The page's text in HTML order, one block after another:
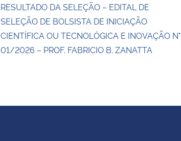
RESULTADO DA SELEÇÃO – EDITAL DE
SELEÇÃO DE BOLSISTA DE INICIAÇÃO
CIENTÍFICA OU TECNOLÓGICA E INOVAÇÃO N°
01/2026 – PROF. FABRICIO B. ZANATTA